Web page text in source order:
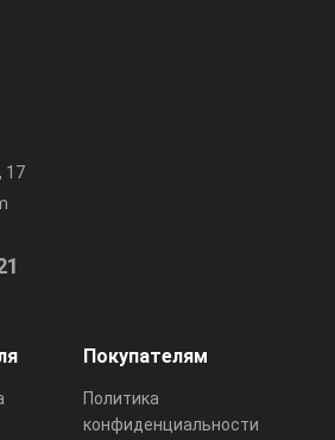
Покупателям
Политика
конфиденциальности
17